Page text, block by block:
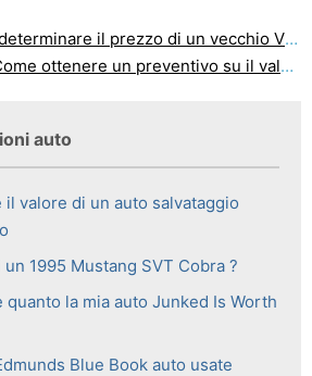
il prezzo di un vecchio VW Beetle
ottenere un preventivo su il valore della mia auto
auto
valore di un auto salvataggio
1995 Mustang SVT Cobra ?
quanto la mia auto Junked Is Worth
Blue Book auto usate